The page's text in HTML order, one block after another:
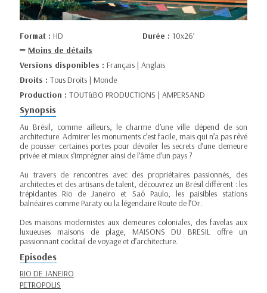
Format : HD Durée : 10x26’
Moins de détails
Versions disponibles : Français | Anglais
Droits : Tous Droits | Monde
Production : TOUT&BO PRODUCTIONS | AMPERSAND
Synopsis
Au Brésil, comme ailleurs, le charme d’une ville dépend de son
architecture. Admirer les monuments c’est facile, mais qui n’a pas rêvé
de pousser certaines portes pour dévoiler les secrets d’une demeure
privée et mieux s’imprégner ainsi de l’âme d’un pays ?
Au travers de rencontres avec des propriétaires passionnés, des
architectes et des artisans de talent, découvrez un Brésil différent : les
trépidantes Rio de Janeiro et Saô Paulo, les paisibles stations
balnéaires comme Paraty ou la légendaire Route de l’Or.
Des maisons modernistes aux demeures coloniales, des favelas aux
luxueuses maisons de plage, MAISONS DU BRESIL offre un
passionnant cocktail de voyage et d’architecture.
Episodes
RIO DE JANEIRO
PETROPOLIS